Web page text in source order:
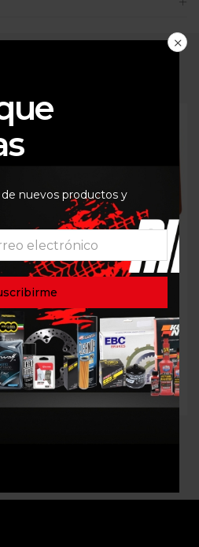
FILTRO DE AIRE MAHLE
$65.000
nuevos productos y